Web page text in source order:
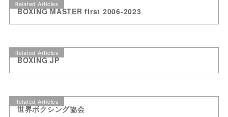
Related Articles
BOXING MASTER first 2006-2023
Related Articles
BOXING JP
Related Articles
世界ボクシング協会